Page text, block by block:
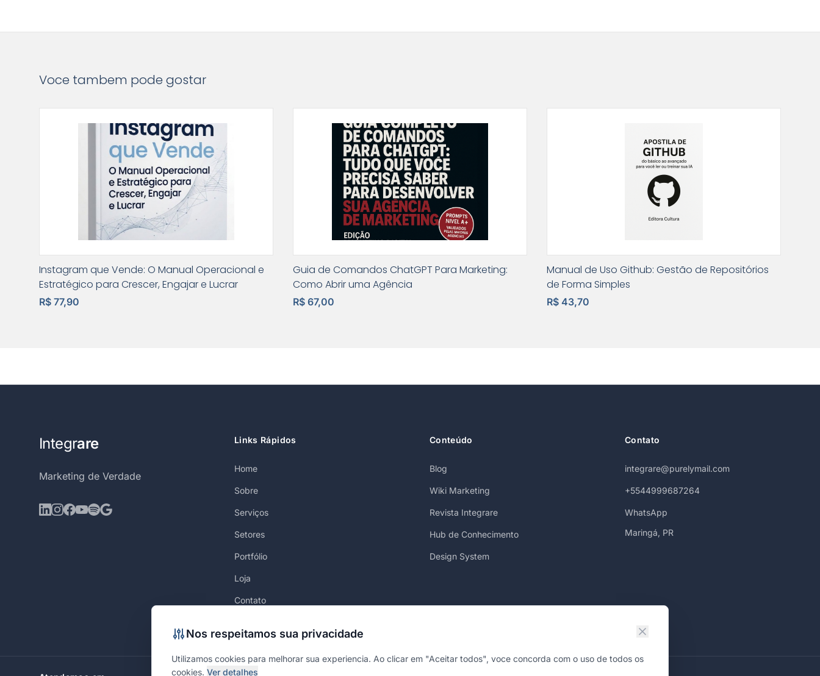
Voce tambem pode gostar
Instagram que Vende: O Manual Operacional e
Estratégico para Crescer, Engajar e Lucrar
R$ 77,90
Guia de Comandos ChatGPT Para Marketing:
Como Abrir uma Agência
R$ 67,00
Manual de Uso Github: Gestão de Repositórios
de Forma Simples
R$ 43,70
Integrare
Marketing de Verdade
Links Rápidos
Home
Sobre
Serviços
Setores
Portfólio
Loja
Contato
Conteúdo
Blog
Wiki Marketing
Revista Integrare
Hub de Conhecimento
Design System
Contato
integrare@purelymail.com
+5544999687264
WhatsApp
Maringá, PR
Nos respeitamos sua privacidade
Utilizamos cookies para melhorar sua experiencia. Ao clicar em "Aceitar todos", voce concorda com o uso de todos os
cookies. Ver detalhes